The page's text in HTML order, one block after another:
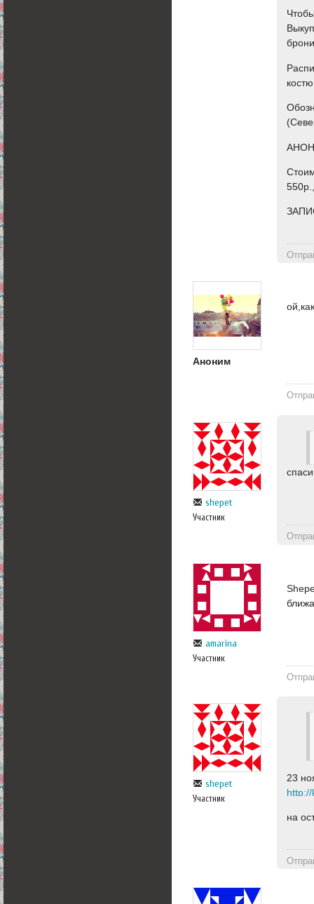
Аноним
shepet
Участник
amarina
Участник
shepet
Участник
23
на